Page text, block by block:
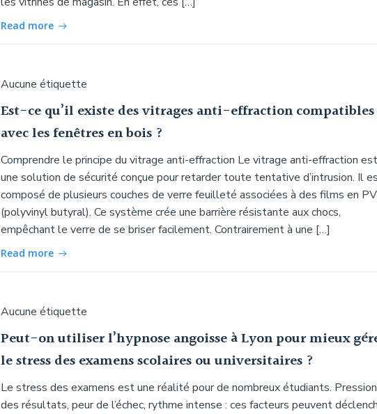
Read more
Aucune étiquette
Est-ce qu’il existe des vitrages anti-effraction compatibles
avec les fenêtres en bois ?
Comprendre le principe du vitrage anti-effraction Le vitrage anti-effraction est
une solution de sécurité conçue pour retarder toute tentative d’intrusion. Il
composé de plusieurs couches de verre feuilleté associées à des films en
(polyvinyl butyral). Ce système crée une barrière résistante aux chocs,
empêchant le verre de se briser facilement. Contrairement à une […]
Read more
Aucune étiquette
Peut-on utiliser l’hypnose angoisse à Lyon pour mieux
le stress des examens scolaires ou universitaires ?
Le stress des examens est une réalité pour de nombreux étudiants. Pression
des résultats, peur de l’échec, rythme intense : ces facteurs peuvent